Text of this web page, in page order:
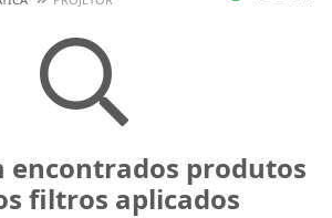
encontrados produtos
filtros aplicados